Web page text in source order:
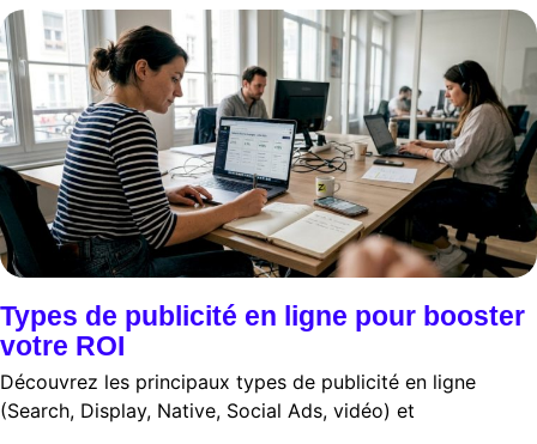
Types de publicité en ligne pour booster
votre ROI
Découvrez les principaux types de publicité en ligne
(Search, Display, Native, Social Ads, vidéo) et